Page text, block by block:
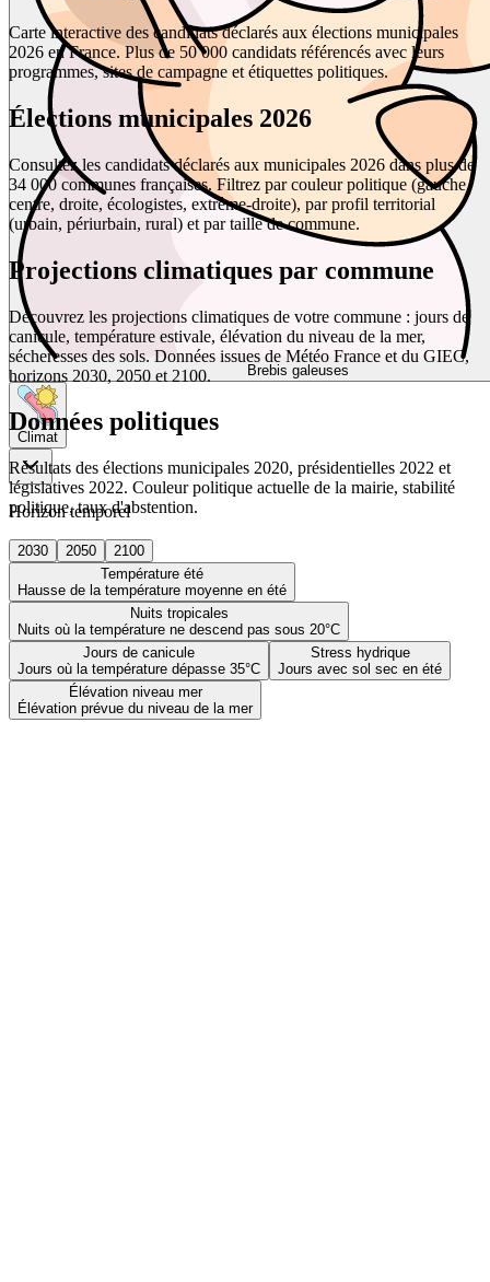
Brebis galeuses
Climat
Horizon temporel
2030 2050
2100
Température été
Hausse de la température moyenne en été
Nuits tropicales
Nuits où la température ne descend pas sous 20°C
Jours de canicule
Jours où la température dépasse 35°C
Stress hydrique
Jours avec sol sec en été
Élévation niveau mer
Élévation prévue du niveau de la mer
Carte interactive des candidats déclarés aux élections municipales
2026 en France. Plus de 50 000 candidats référencés avec leurs
programmes, sites de campagne et étiquettes politiques.
Élections municipales 2026
Consultez les candidats déclarés aux municipales 2026 dans plus de
34 000 communes françaises. Filtrez par couleur politique (gauche,
centre, droite, écologistes, extrême-droite), par profil territorial
(urbain, périurbain, rural) et par taille de commune.
Projections climatiques par commune
Découvrez les projections climatiques de votre commune : jours de
canicule, température estivale, élévation du niveau de la mer,
sécheresses des sols. Données issues de Météo France et du GIEC,
horizons 2030, 2050 et 2100.
Données politiques
Résultats des élections municipales 2020, présidentielles 2022 et
législatives 2022. Couleur politique actuelle de la mairie, stabilité
politique, taux d'abstention.